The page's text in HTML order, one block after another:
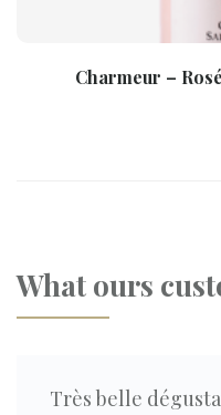
Charmeur –
What ours
Très belle